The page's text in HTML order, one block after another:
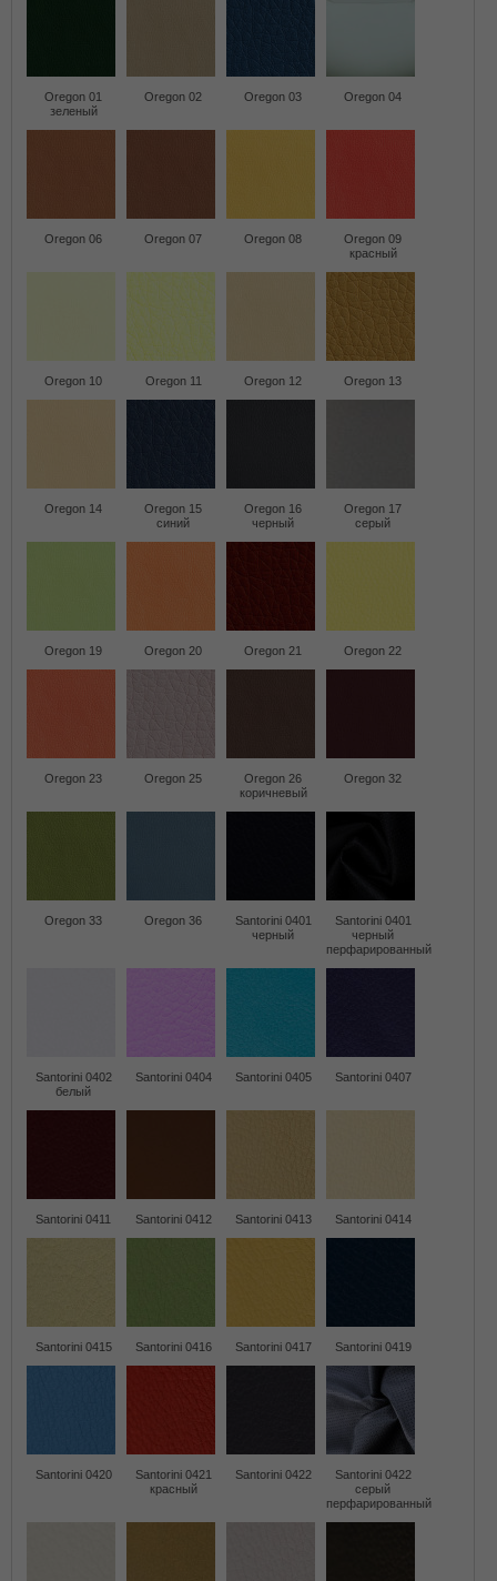
Oregon 01
зеленый
Oregon 02 Oregon 03 Oregon 04
Oregon 06 Oregon 07 Oregon 08
Oregon 09
красный
Oregon 10 Oregon 11 Oregon 12 Oregon 13
Oregon 14
Oregon 15
синий
Oregon 16
черный
Oregon 17
серый
Oregon 19 Oregon 20 Oregon 21 Oregon 22
Oregon 23 Oregon 25
Oregon 26
коричневый
Oregon 32
Oregon 33 Oregon 36
Santorini 0401
черный
Santorini 0401
черный
перфарированный
Santorini 0402
белый
Santorini 0404 Santorini 0405 Santorini 0407
Santorini 0411 Santorini 0412 Santorini 0413 Santorini 0414
Santorini 0415 Santorini 0416 Santorini 0417 Santorini 0419
Santorini 0420
Santorini 0421
красный
Santorini 0422
Santorini 0422
серый
перфарированный